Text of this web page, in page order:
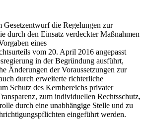
Gesetzentwurf die Regelungen zur
durch den Einsatz verdeckter Maßnahmen
eines
vom 20. April 2016 angepasst
in der Begründung ausführt,
Änderungen der Voraussetzungen zur
durch erweiterte richterliche
Schutz des Kernbereichs privater
zum individuellen Rechtsschutz,
durch eine unabhängige Stelle und zu
eingeführt werden.